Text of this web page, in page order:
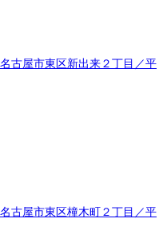
古屋市東区新出来２丁目／平
古屋市東区橦木町２丁目／平